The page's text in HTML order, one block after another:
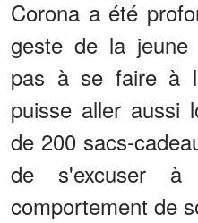
Corona a été
geste de la jeune
pas à se faire à
puisse aller aussi
de 200 sacs-
de s'excuser
comportement de